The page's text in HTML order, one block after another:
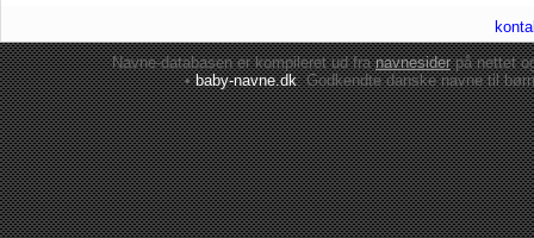
Navne-databasen er kompileret ud franavnesiderpå nettet
•baby-navne.dk: Godkendte danskenavne til børn